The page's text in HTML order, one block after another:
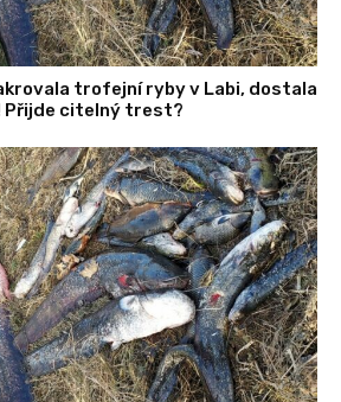
trofejní ryby v Labi, dostala
Přijde citelný trest?